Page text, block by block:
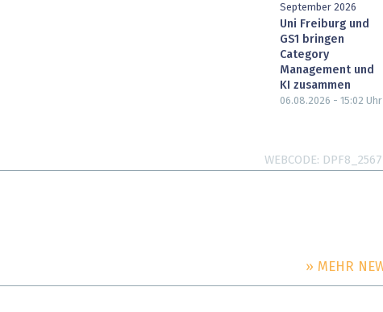
September 2026
Uni Freiburg und
GS1 bringen
Category
Management und
KI zusammen
06.08.2026 - 15:02 Uhr
WEBCODE
» MEHR